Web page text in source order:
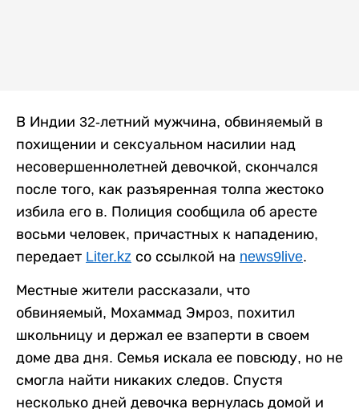
В Индии 32-летний мужчина, обвиняемый в
похищении и сексуальном насилии над
несовершеннолетней девочкой, скончался
после того, как разъяренная толпа жестоко
избила его в. Полиция сообщила об аресте
восьми человек, причастных к нападению,
передает Liter.kz со ссылкой на news9live.
Местные жители рассказали, что
обвиняемый, Мохаммад Эмроз, похитил
школьницу и держал ее взаперти в своем
доме два дня. Семья искала ее повсюду, но не
смогла найти никаких следов. Спустя
несколько дней девочка вернулась домой и